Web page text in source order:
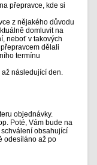
přepravce, kde si
z nějakého důvodu
domluvit na
neboť v takových
dělali
termínu
následující den.
objednávky.
Poté, Vám bude na
obsahující
odesíláno až po